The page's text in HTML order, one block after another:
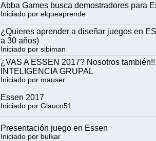
Abba Games busca demostradores para
Iniciado por elqueaprende
¿Quieres aprender a diseñar juegos en
a 30 años)
Iniciado por sibiman
¿VAS A ESSEN 2017? Nosotros también!!
INTELIGENCIA GRUPAL
Iniciado por mauser
Essen 2017
Iniciado por Glauco51
Presentación juego en Essen
Iniciado por bulkar